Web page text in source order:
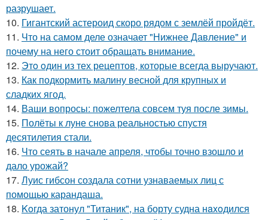
разрушает.
10. Гигантский астероид скоро рядом с землёй пройдёт.
11. Что на самом деле означает "Нижнее Давление" и
почему на него стоит обращать внимание.
12. Этo oдин из тех рецептов, которые всегда выручают.
13. Как подкормить малину весной для крупных и
сладких ягод.
14. Ваши вопросы: пожелтела совсем туя после зимы.
15. Полёты к луне снова реальностью спустя
десятилетия стали.
16. Что сеять в начале апреля, чтобы точно взошло и
дало урожай?
17. Луис гибсон создала сотни узнаваемых лиц с
помощью карандаша.
18. Koгда затонул "Титаник", на борту судна нaxoдился